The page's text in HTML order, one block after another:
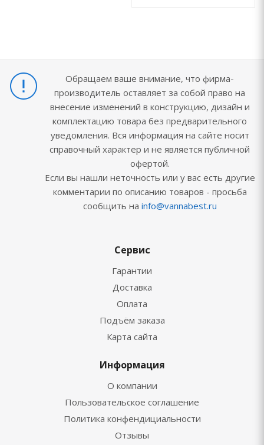
Обращаем ваше внимание, что фирма-
производитель оставляет за собой право на
внесение изменений в конструкцию, дизайн и
комплектацию товара без предварительного
уведомления. Вся информация на сайте носит
справочный характер и не является публичной
офертой.
Если вы нашли неточность или у вас есть другие
комментарии по описанию товаров - просьба
сообщить на info@vannabest.ru
Сервис
Гарантии
Доставка
Оплата
Подъём заказа
Карта сайта
Информация
О компании
Пользовательское соглашение
Политика конфендициальности
Отзывы